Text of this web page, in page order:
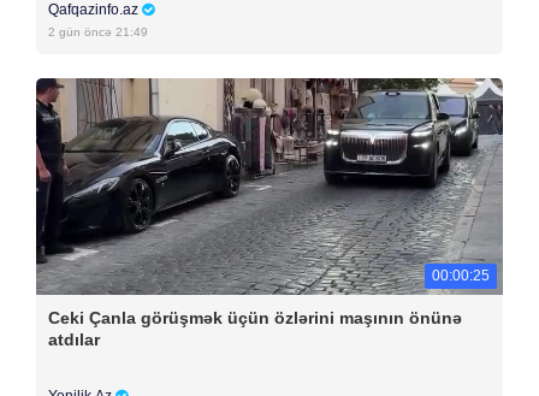
Qafqazinfo.az
2 gün öncə 21:49
00:00:25
Ceki Çanla görüşmək üçün özlərini maşının önünə
atdılar